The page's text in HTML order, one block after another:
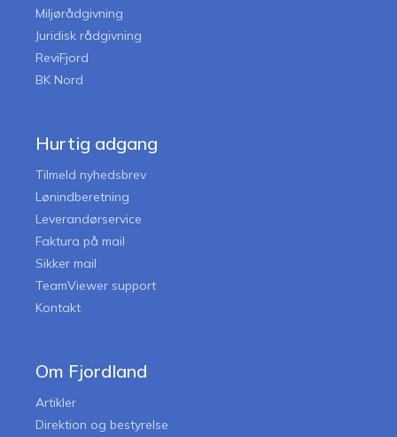
Miljørådgivning
Juridisk rådgivning
ReviFjord
BK Nord
Hurtig adgang
Tilmeld nyhedsbrev
Lønindberetning
Leverandørservice
Faktura på mail
Sikker mail
TeamViewer support
Kontakt
Om Fjordland
Artikler
Direktion og bestyrelse